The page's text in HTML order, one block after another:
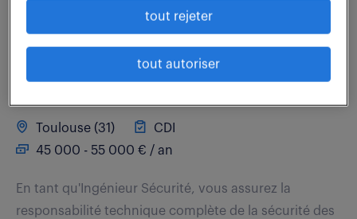
ingénieur sécurité réseaux et
infrastructures (f/h)
Toulouse (31)
CDI
45 000 - 55 000 € / an
En tant qu'Ingénieur Sécurité, vous assurez la
responsabilité technique complète de la sécurité des
tout rejeter
tout autoriser